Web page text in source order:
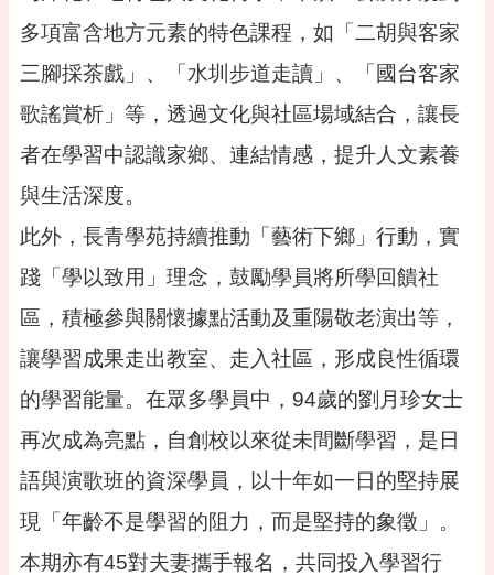
回
首
站
導
覽
市
政
箱
常
問
答
桃
園
市
府
多項富含地方元素的特色課程，如「二胡與客家
三腳採茶戲」、「水圳步道走讀」、「國台客家
歌謠賞析」等，透過文化與社區場域結合，讓長
者在學習中認識家鄉、連結情感，提升人文素養
與生活深度。
此外，長青學苑持續推動「藝術下鄉」行動，實
踐「學以致用」理念，鼓勵學員將所學回饋社
區，積極參與關懷據點活動及重陽敬老演出等，
讓學習成果走出教室、走入社區，形成良性循環
的學習能量。在眾多學員中，94歲的劉月珍女士
再次成為亮點，自創校以來從未間斷學習，是日
語與演歌班的資深學員，以十年如一日的堅持展
現「年齡不是學習的阻力，而是堅持的象徵」。
本期亦有45對夫妻攜手報名，共同投入學習行